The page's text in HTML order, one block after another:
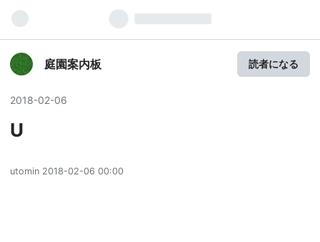
庭園案内板 読者になる
2018-02-06
U
utomin 2018-02-06 00:00